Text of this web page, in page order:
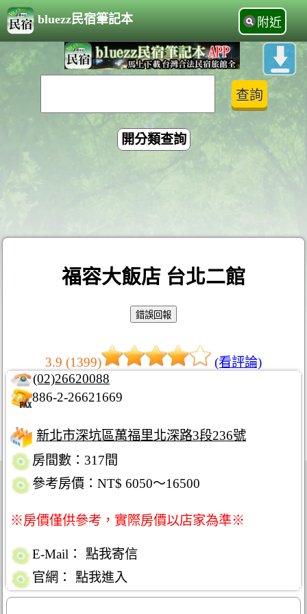
bluezz民宿筆記本 附近
開分類查詢
福容大飯店 台北二館
3.9 (1399)
(看評論)
(02)26620088
886-2-26621669
新北市深坑區萬福里北深路3段236號
房間數：317間
參考房價：NT$ 6050～16500
※房價僅供參考，實際房價以店家為準※
E-Mail：
點我寄信
官網：
點我進入